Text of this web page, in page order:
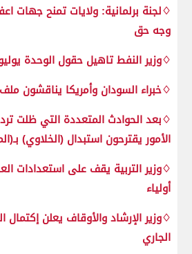
♢لجنة برلمانية: ولايات تمنح جهات
وجه حق
♢وزير النفط تاهيل حقول الوحدة
♢خبراء السودان وأمريكا يناقشون ملف
♢بعد الحوادث المتعددة التي ظلت
الأمور يقترحون استبدال (الخلاوي)
♢وزير التربية يقف على استعدادات
أولياء
♢وزير الإرشاد والأوقاف يعلن إكتمال
الجاري